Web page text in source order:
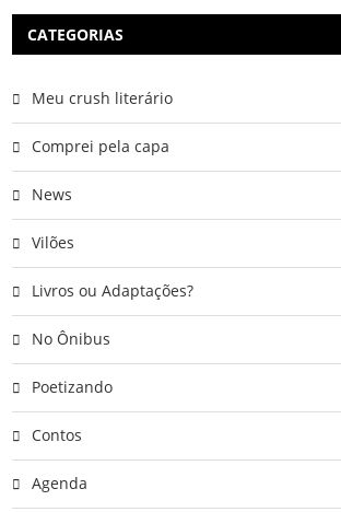
CATEGORIAS
Meu crush literário
Comprei pela capa
News
Vilões
Livros ou Adaptações?
No Ônibus
Poetizando
Contos
Agenda